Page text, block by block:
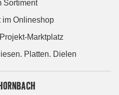
Sortiment
im Onlineshop
Marktplatz
Platten. Dielen